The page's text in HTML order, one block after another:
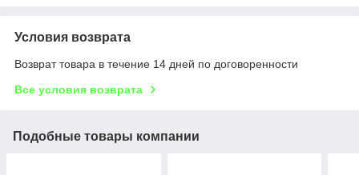
Условия возврата
Возврат товара в течение 14 дней по договоренности
Все условия возврата
Подобные товары компании